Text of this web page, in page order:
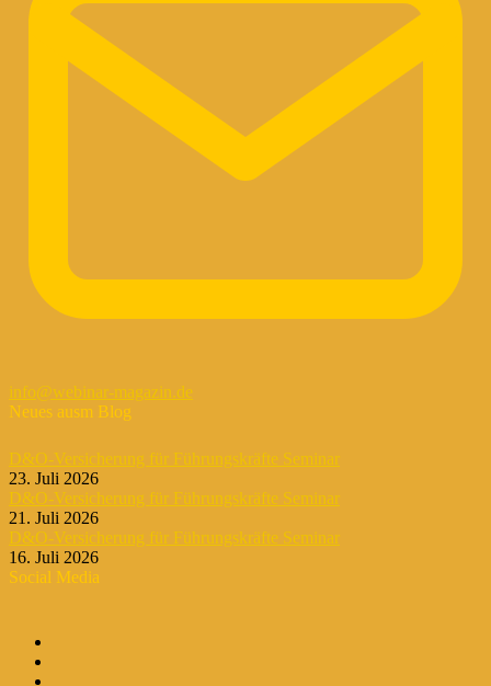
info@webinar-magazin.de
Neues ausm Blog
D&O-Versicherung für Führungskräfte Seminar
23. Juli 2026
D&O-Versicherung für Führungskräfte Seminar
21. Juli 2026
D&O-Versicherung für Führungskräfte Seminar
16. Juli 2026
Social Media